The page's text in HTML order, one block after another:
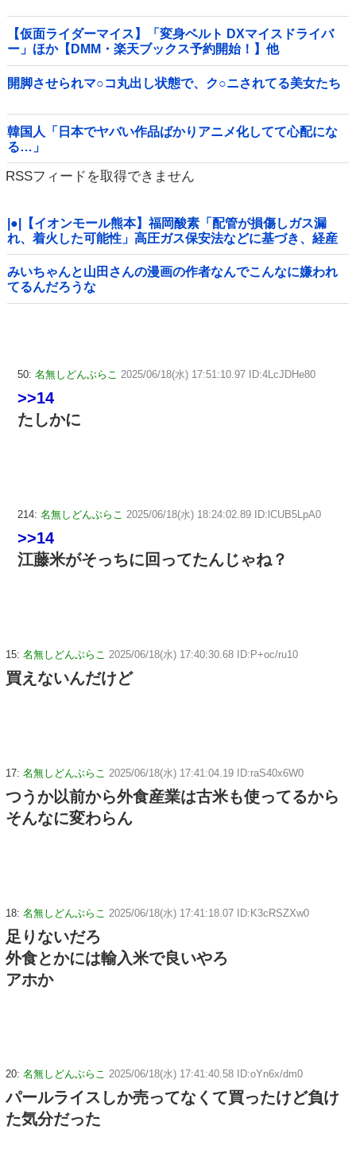
【仮面ライダーマイス】「変身ベルト DXマイスドライバ
ー」ほか【DMM・楽天ブックス予約開始！】他
開脚させられマ○コ丸出し状態で、ク○ニされてる美女たち
韓国人「日本でヤバい作品ばかりアニメ化してて心配にな
る…」
RSSフィードを取得できません
|●|【イオンモール熊本】福岡酸素「配管が損傷しガス漏
れ、着火した可能性」高圧ガス保安法などに基づき、経産
省に報告
みいちゃんと山田さんの漫画の作者なんでこんなに嫌われ
てるんだろうな
50: 名無しどんぶらこ 2025/06/18(水) 17:51:10.97 ID:4LcJDHe80
>>14
たしかに
214: 名無しどんぶらこ 2025/06/18(水) 18:24:02.89 ID:lCUB5LpA0
>>14
江藤米がそっちに回ってたんじゃね？
15: 名無しどんぶらこ 2025/06/18(水) 17:40:30.68 ID:P+oc/ru10
買えないんだけど
17: 名無しどんぶらこ 2025/06/18(水) 17:41:04.19 ID:raS40x6W0
つうか以前から外食産業は古米も使ってるから
そんなに変わらん
18: 名無しどんぶらこ 2025/06/18(水) 17:41:18.07 ID:K3cRSZXw0
足りないだろ
外食とかには輸入米で良いやろ
アホか
20: 名無しどんぶらこ 2025/06/18(水) 17:41:40.58 ID:oYn6x/dm0
パールライスしか売ってなくて買ったけど負け
た気分だった